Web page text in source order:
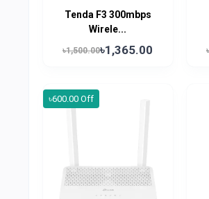
Tenda F3 300mbps
Wirele...
৳1,500.00৳1,365.00
৳600.00 Off